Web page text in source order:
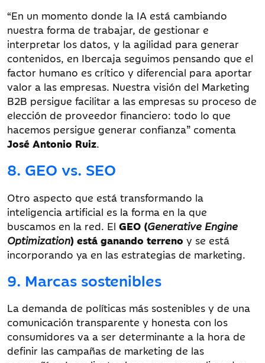
“En un momento donde la IA está cambiando
nuestra forma de trabajar, de gestionar e
interpretar los datos, y la agilidad para generar
contenidos, en Ibercaja seguimos pensando que el
factor humano es crítico y diferencial para aportar
valor a las empresas. Nuestra visión del Marketing
B2B persigue facilitar a las empresas su proceso de
elección de proveedor financiero: todo lo que
hacemos persigue generar confianza” comenta
José Antonio Ruiz.
8. GEO vs. SEO
Otro aspecto que está transformando la
inteligencia artificial es la forma en la que
buscamos en la red. El GEO (Generative Engine
Optimization) está ganando terreno y se está
incorporando ya en las estrategias de marketing.
9. Marcas sostenibles
La demanda de políticas más sostenibles y de una
comunicación transparente y honesta con los
consumidores va a ser determinante a la hora de
definir las campañas de marketing de las